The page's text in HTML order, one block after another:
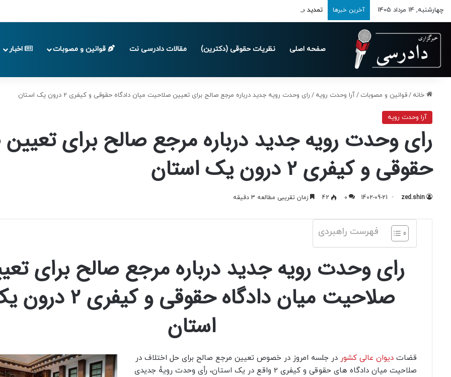
چهارشنبه, 14 مرداد 1405 آخرین خبرها تمدید مهلت ارسال اظهارنامه‌های مالیاتی تا پایان تابستان 1405
صفحه اصلی نظریات حقوقی (دکترین) مقالات دادرسی نت قوانین و مصوبات اخبار
خانه /قوانین و مصوبات /آرا وحدت رویه / رای وحدت رویه جدید درباره مرجع صالح برای تعیین صلاحیت میان دادگاه حقوقی و کیفری 2 درون یک استان
آرا وحدت رویه
رای وحدت رویه جدید درباره مرجع صالح برای
حقوقی و کیفری 2 درون یک استان
zed.shin
1402-09-21
0
42 زمان تقریبی مطالعه 3 دقیقه
فهرست راهبردی
رای وحدت رویه جدید درباره مرجع صالح برای
صلاحیت میان دادگاه حقوقی و
استان
قضات دیوان عالی کشور در جلسه امروز در خصوص تعیین مرجع صالح برای حل اختلاف در
صلاحیت میان دادگاه های حقوقی و کیفری 2 واقع در یک استان، رأی وحدت رویۀ جدیدی